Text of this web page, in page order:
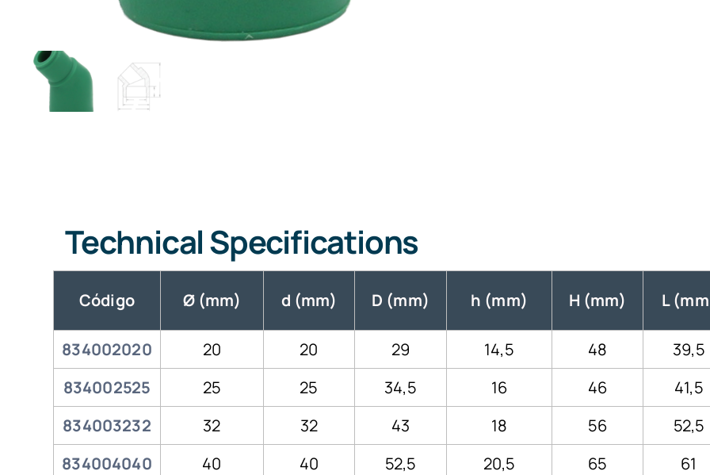
Technical Specifications
Código Ø (mm) d (mm) D (mm) h (mm) H (mm) L
834002020 20 20 29 14,5 48
39,5
834002525
25 25 34,5 16 46
41,5
834003232
32 32 43 18 56
52,5
834004040
40 40 52,5 20,5 65 61